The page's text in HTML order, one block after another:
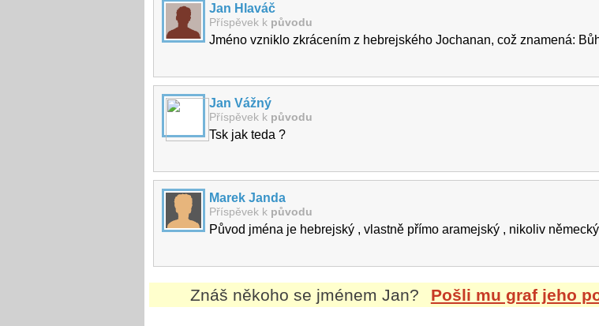
Jan Hlaváč
Příspěvek k původu
Jméno vzniklo zkrácením z hebrejského Jochanan, což znamená:
Jan Vážný
Příspěvek k původu
Tsk jak teda ?
Marek Janda
Příspěvek k původu
Původ jména je hebrejský , vlastně přímo aramejský , nikoliv
Znáš někoho se jménem Jan? Pošli mu graf jeho